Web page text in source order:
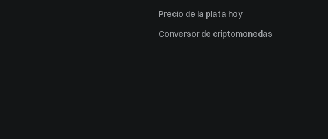
Precio de la plata hoy
Conversor de criptomonedas